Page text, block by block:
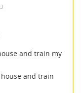
and train my
and train